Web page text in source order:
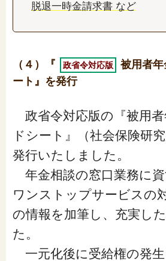
脱退一時金請求書 など
（４）『 政省令対応版
被用者
ート』を発行
政省令対応版の『被用者
ドシート』（社会保険研
発行いたしました。
年金相談の窓口業務に資
ワンストップサービスの
の情報を加筆し、充実し
た。
一元化後に受給権の発